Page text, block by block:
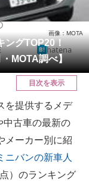
ングTOP20！
MOTA調べ】
画像：MOTA
hatena
目次を表示
を提供するメデ
中古車の最新の
メーカー別に紹
ニバンの新車人
）のランキング